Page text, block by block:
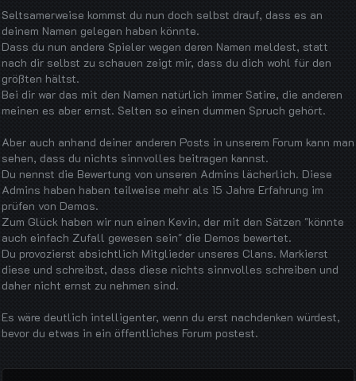
Seltsamerweise kommst du nun doch selbst drauf, dass es an
deinem Namen gelegen haben könnte.
Dass du nun andere Spieler wegen deren Namen meldest, statt
nach dir selbst zu schauen zeigt mir, dass du dich wohl für den
größten hältst.
Bei dir war das mit den Namen natürlich immer Satire, die anderen
meinen es aber ernst. Selten so einen dummen Spruch gehört.
Aber auch anhand deiner anderen Posts in unserem Forum kann man
sehen, dass du nichts sinnvolles beitragen kannst.
Du nennst die Bewertung von unseren Admins lächerlich. Diese
Admins haben haben teilweise mehr als 15 Jahre Erfahrung im
prüfen von Demos.
Zum Glück haben wir nun einen Kevin, der mit den Sätzen "könnte
auch einfach Zufall gewesen sein" die Demos bewertet.
Du provozierst absichtlich Mitglieder unseres Clans. Markierst
diese und schreibst, dass diese nichts sinnvolles schreiben und
daher nicht ernst zu nehmen sind.
Es wäre deutlich intelligenter, wenn du erst nachdenken würdest,
bevor du etwas in ein öffentliches Forum postest.